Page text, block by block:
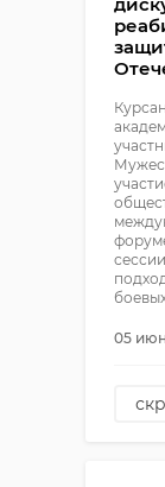
05
скр